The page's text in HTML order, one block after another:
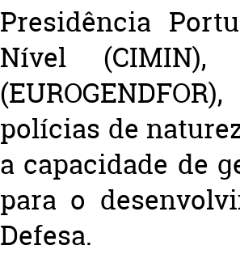
Presidência
Nível
polícias de
a capacidade de
para o
Defesa.